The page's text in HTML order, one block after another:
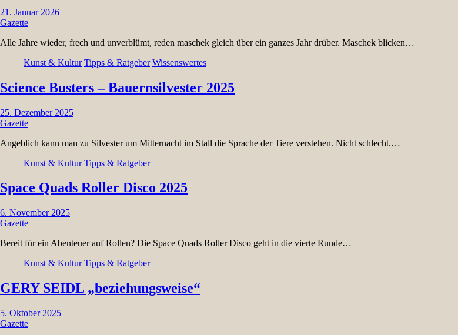
21. Januar 2026
Gazette
Alle Jahre wieder, frech und unverblümt, reden maschek gleich über ein ganzes Jahr drüber. Maschek blicken…
Kunst & Kultur Tipps & Ratgeber Wissenswertes
Science Busters – Bauernsilvester 2025
25. Dezember 2025
Gazette
Angeblich kann man zu Silvester um Mitternacht im Stall die Sprache der Tiere verstehen. Nicht schlecht.…
Kunst & Kultur Tipps & Ratgeber
Space Quads Roller Disco 2025
6. November 2025
Gazette
Bereit für ein Abenteuer auf Rollen? Die Space Quads Roller Disco geht in die vierte Runde…
Kunst & Kultur Tipps & Ratgeber
GERY SEIDL „beziehungsweise“
5. Oktober 2025
Gazette